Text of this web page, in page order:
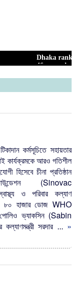
ranks 15th
maunds (1.65 tons)
কর্মসূচিতে সহায়তার
কার্যক্রমকে আরও গতিশীল
হিসেবে চীনা প্রতিষ্ঠান
(Sinovac
ও পরিবার কল্যাণ
৮০ হাজার ডোজ WHO
ভ্যাকসিন (Sabin
সরদার ... »